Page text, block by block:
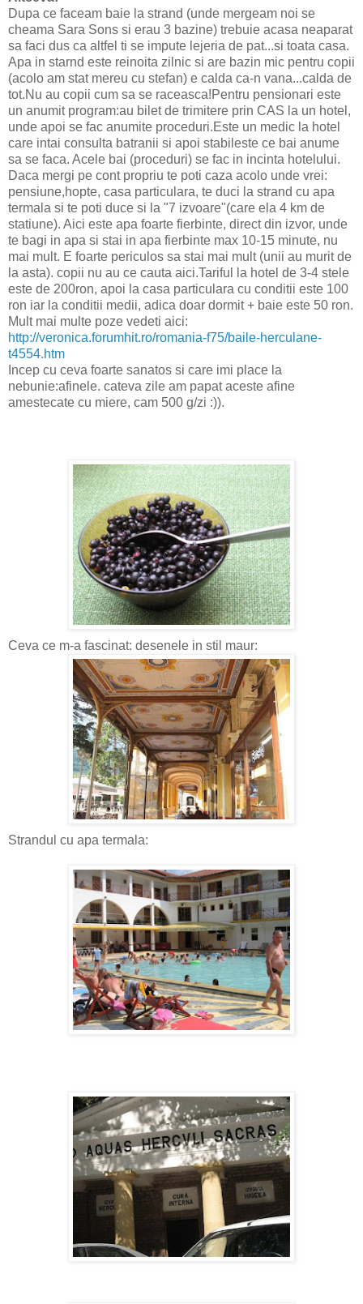
Dupa ce faceam baie la strand (unde mergeam noi se
cheama Sara Sons si erau 3 bazine) trebuie acasa neaparat
sa faci dus ca altfel ti se impute lejeria de pat...si toata casa.
Apa in starnd este reinoita zilnic si are bazin mic pentru copii
(acolo am stat mereu cu stefan) e calda ca-n vana...calda de
tot.Nu au copii cum sa se raceasca!Pentru pensionari este
un anumit program:au bilet de trimitere prin CAS la un hotel,
unde apoi se fac anumite proceduri.Este un medic la hotel
care intai consulta batranii si apoi stabileste ce bai anume
sa se faca. Acele bai (proceduri) se fac in incinta hotelului.
Daca mergi pe cont propriu te poti caza acolo unde vrei:
pensiune,hopte, casa particulara, te duci la strand cu apa
termala si te poti duce si la "7 izvoare"(care ela 4 km de
statiune). Aici este apa foarte fierbinte, direct din izvor, unde
te bagi in apa si stai in apa fierbinte max 10-15 minute, nu
mai mult. E foarte periculos sa stai mai mult (unii au murit de
la asta). copii nu au ce cauta aici.Tariful la hotel de 3-4 stele
este de 200ron, apoi la casa particulara cu conditii este 100
ron iar la conditii medii, adica doar dormit + baie este 50 ron.
Mult mai multe poze vedeti aici:
http://veronica.forumhit.ro/romania-f75/baile-herculane-
t4554.htm
Incep cu ceva foarte sanatos si care imi place la
nebunie:afinele. cateva zile am papat aceste afine
amestecate cu miere, cam 500 g/zi :)).
Ceva ce m-a fascinat: desenele in stil maur:
Strandul cu apa termala: